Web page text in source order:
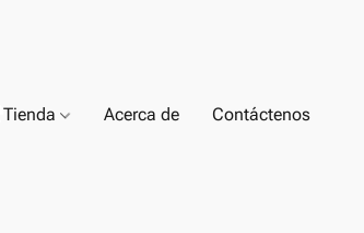
Tienda Acerca de Contáctenos